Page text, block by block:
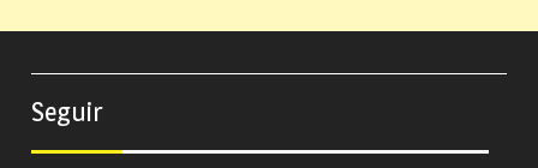
Seguir